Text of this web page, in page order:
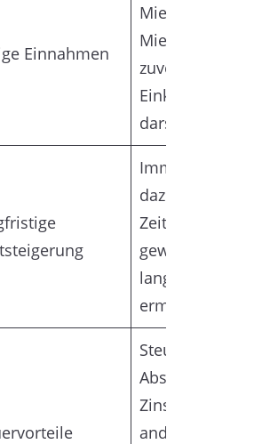
Einnahmen
Mieteinnahmen
Mietern können
zuverlässige
darstellen.
Immobilien
dazu, im Laufe
Zeit an Wert zu
gewinnen, was
langfristige
ermöglicht.
Steuerliche
Zinsabzüge und
andere